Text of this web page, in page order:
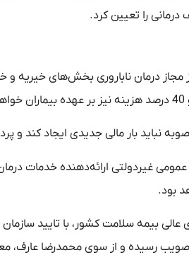
درمانی را تعیین کرد.
نباید بار مالی جدیدی ایجاد کند
بود.
رسیده و از سوی محمدرضا عارف،